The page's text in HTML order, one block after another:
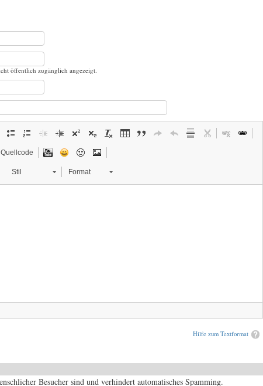
öffentlich zugänglich angezeigt.
Quellcode
Stil Format
Hilfe zum Textformat
Besucher sind und verhindert automatisches Spamming.